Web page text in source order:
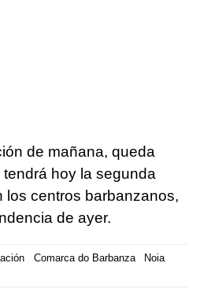
de mañana, queda
hoy la segunda
los centros barbanzanos,
de ayer.
Comarca do Barbanza
Noia